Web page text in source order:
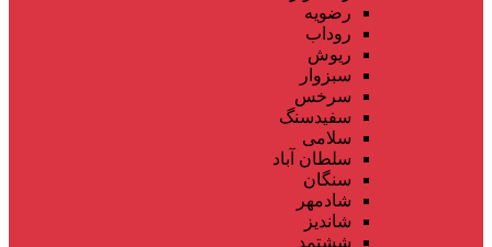
رضویه
روداب
ریوش
سبزوار
سرخس
سفیدسنگ
سلامی
سلطان آباد
سنگان
شادمهر
شاندیز
ششتمد